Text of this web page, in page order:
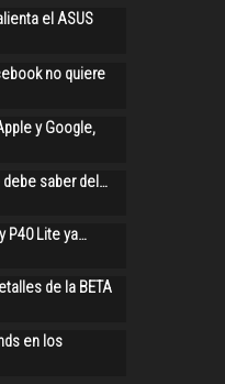
el ASUS
no quiere
y Google,
saber del…
P40 Lite ya…
de la BETA
en los